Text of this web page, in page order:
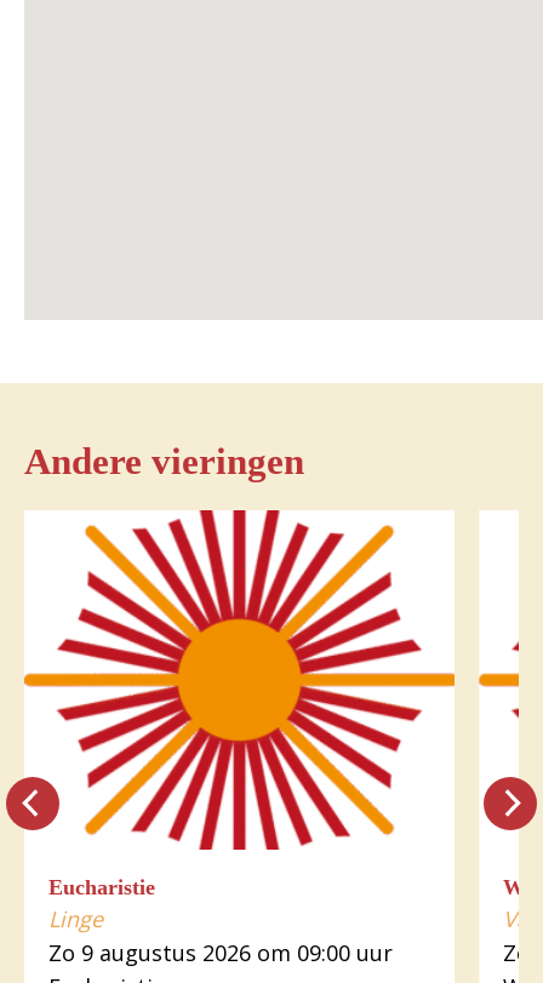
Andere vieringen
Eucharistie
Linge
Zo 9 augustus 2026 om 09:00 uur
Zo